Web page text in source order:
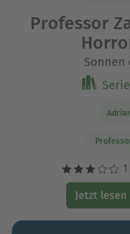
Professor
Sonnen
Jetzt lesen